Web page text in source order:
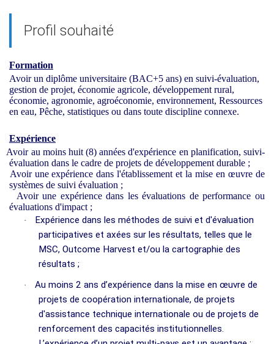
Profil souhaité
Formation
Avoir un diplôme universitaire (BAC+5 ans) en suivi-évaluation,
gestion de projet, économie agricole, développement rural,
économie, agronomie, agroéconomie, environnement, Ressources
en eau, Pêche, statistiques ou dans toute discipline connexe.
Expérience
Avoir au moins huit (8) années d'expérience en planification, suivi-
évaluation dans le cadre de projets de développement durable ;
Avoir une expérience dans l'établissement et la mise en œuvre de
systèmes de suivi évaluation ;
Avoir une expérience dans les évaluations de performance ou
évaluations d'impact ;
·
Expérience dans les méthodes de suivi et d'évaluation
participatives et axées sur les résultats, telles que le
MSC, Outcome Harvest et/ou la cartographie des
résultats ;
·
Au moins 2 ans d’expérience dans la mise en œuvre de
projets de coopération internationale, de projets
d'assistance technique internationale ou de projets de
renforcement des capacités institutionnelles.